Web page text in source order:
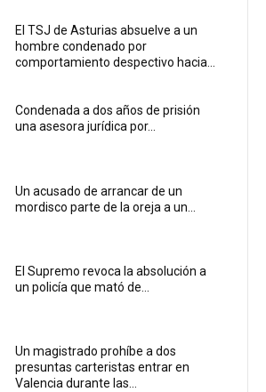
El TSJ de Asturias absuelve a un
hombre condenado por
comportamiento despectivo hacia...
Condenada a dos años de prisión
una asesora jurídica por...
Un acusado de arrancar de un
mordisco parte de la oreja a un...
El Supremo revoca la absolución a
un policía que mató de...
Un magistrado prohíbe a dos
presuntas carteristas entrar en
Valencia durante las...